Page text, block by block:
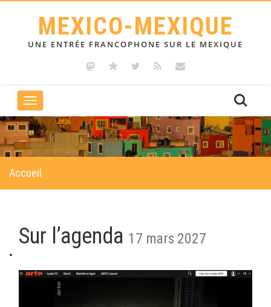
MEXICO-MEXIQUE
UNE ENTRÉE FRANCOPHONE SUR LE MEXIQUE
Toggle
navigation
Accueil
Sur l’agenda 17 mars 2027